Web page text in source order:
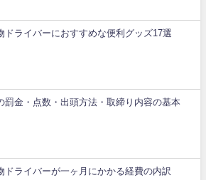
ドライバーにおすすめな便利グッズ17選
罰金・点数・出頭方法・取締り内容の基本
ドライバーが一ヶ月にかかる経費の内訳